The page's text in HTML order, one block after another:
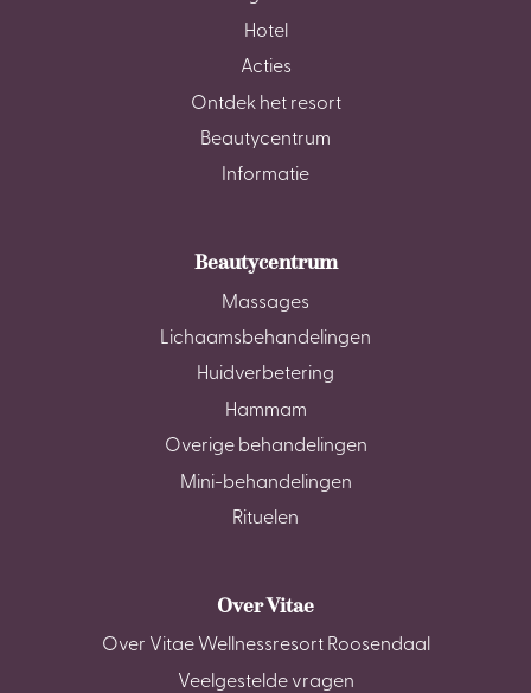
Hotel
Acties
Ontdek het resort
Beautycentrum
Informatie
Beautycentrum
Massages
Lichaamsbehandelingen
Huidverbetering
Hammam
Overige behandelingen
Mini-behandelingen
Rituelen
Over Vitae
Over Vitae Wellnessresort Roosendaal
Veelgestelde vragen